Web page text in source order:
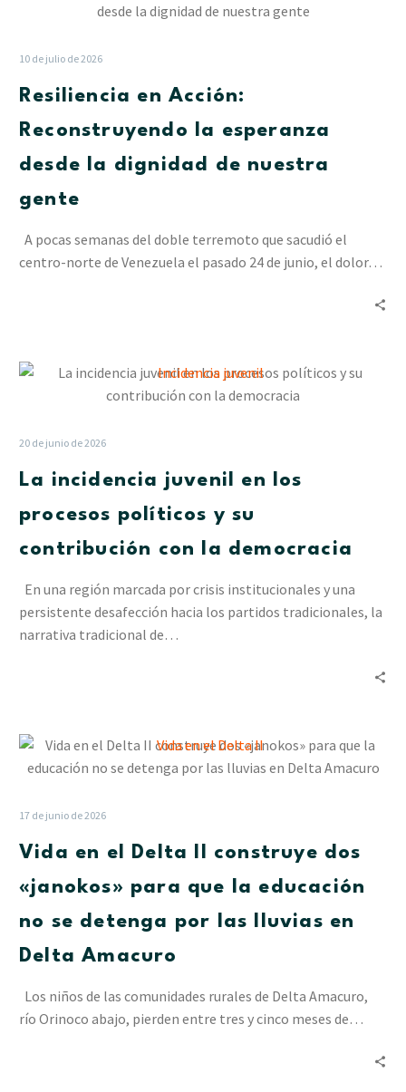
en
esperanza
desde
dignidad
gente
10 de julio de 2026
Resiliencia en Acción:
Reconstruyendo la esperanza
desde la dignidad de nuestra
gente
A pocas semanas del doble terremoto que sacudió el
centro-norte de Venezuela el pasado 24 de junio, el dolor…
La
incidencia
procesos
políticos
su
con
la
20 de junio de 2026
La incidencia juvenil en los
procesos políticos y su
contribución con la democracia
En una región marcada por crisis institucionales y una
persistente desafección hacia los partidos tradicionales, la
narrativa tradicional de…
Vida
en
construye
dos
para
educación
no
17 de junio de 2026
Vida en el Delta II construye dos
«janokos» para que la educación
no se detenga por las lluvias en
Delta Amacuro
Los niños de las comunidades rurales de Delta Amacuro,
río Orinoco abajo, pierden entre tres y cinco meses de…